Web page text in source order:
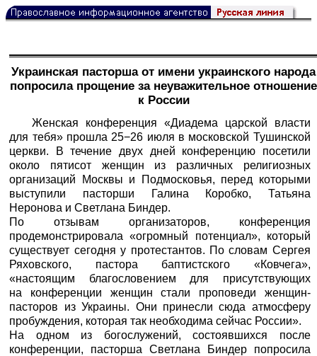
Украинская пасторша от имени украинского народа
попросила прощение за неуважительное отношение
к России
Женская конференция «Диадема царской власти
для тебя» прошла 25−26 июля в московской Тушинской
церкви. В течение двух дней конференцию посетили
около пятисот женщин из различных религиозных
организаций Москвы и Подмосковья, перед которыми
выступили пасторши Галина Коробко, Татьяна
Неронова и Светлана Биндер.
По отзывам организаторов, конференция
продемонстрировала «огромный потенциал», который
существует сегодня у протестантов. По словам Сергея
Ряховского, пастора баптистского «Ковчега»,
«настоящим благословением для присутствующих
на конференции женщин стали проповеди женщин-
пасторов из Украины. Они принесли сюда атмосферу
пробуждения, которая так необходима сейчас России».
На одном из богослужений, состоявшихся после
конференции, пасторша Светлана Биндер попросила